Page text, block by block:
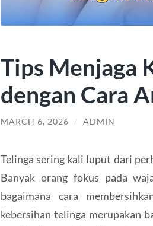
Tips Menjaga
dengan Cara
MARCH 6, 2026 / ADMIN
Telinga sering kali luput dari
Banyak orang fokus pada
bagaimana cara
kebersihan telinga merupakan